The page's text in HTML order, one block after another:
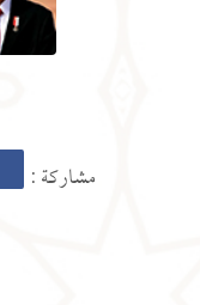
: مشاركة